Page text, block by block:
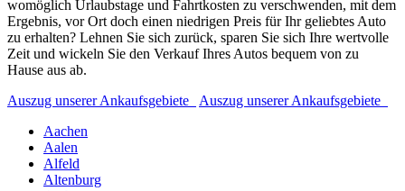
womöglich Urlaubstage und Fahrtkosten zu verschwenden, mit dem
Ergebnis, vor Ort doch einen niedrigen Preis für Ihr geliebtes Auto
zu erhalten? Lehnen Sie sich zurück, sparen Sie sich Ihre wertvolle
Zeit und wickeln Sie den Verkauf Ihres Autos bequem von zu
Hause aus ab.
Auszug unserer Ankaufsgebiete
Auszug unserer Ankaufsgebiete
Aachen
Aalen
Alfeld
Altenburg